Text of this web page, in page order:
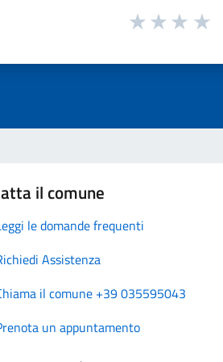
il comune
le domande frequenti
Assistenza
il comune +39 035595043
un appuntamento